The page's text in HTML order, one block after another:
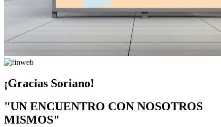
¡Gracias Soriano!
"UN ENCUENTRO CON NOSOTROS
MISMOS"